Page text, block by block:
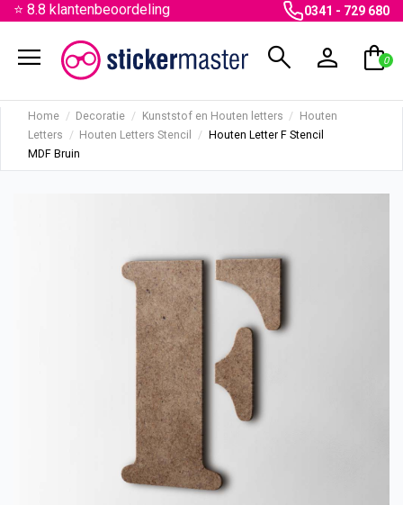
⭐ 8.8 klantenbeoordeling 0341 - 729 680
menu search person shopping_bag
0
Home Decoratie Kunststof en Houten letters
Houten
Letters
Houten Letters Stencil
Houten Letter F Stencil
MDF Bruin